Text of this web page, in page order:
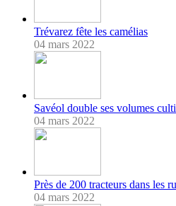
Trévarez fête les camélias
04 mars 2022
Savéol double ses volumes
04 mars 2022
Près de 200 tracteurs dans les
04 mars 2022